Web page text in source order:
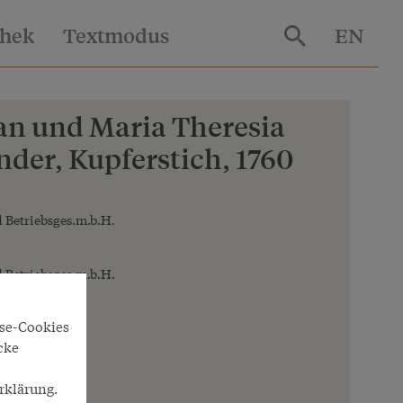
Textmodus EN
und Maria Theresia
Kupferstich, 1760
Cookies